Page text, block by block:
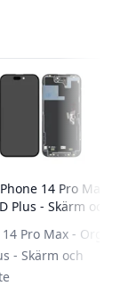
14 Pro Max -
Plus - Skärm och
Pro Max - Org
- Skärm och